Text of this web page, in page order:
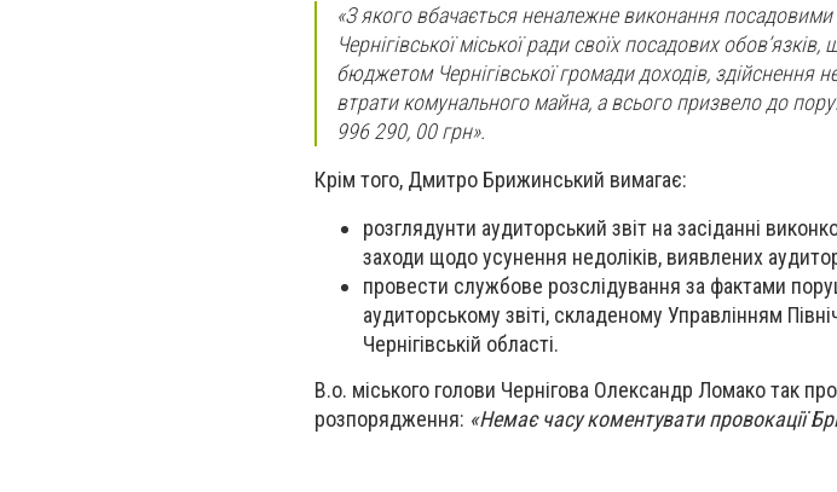
«З якого вбачається неналежне виконання
Чернігівської міської ради своїх посадових
бюджетом Чернігівської громади доходів, здійснення
втрати комунального майна, а всього призвело до
996 290, 00 грн».
Крім того, Дмитро Брижинський вимагає:
розглядунти аудиторський звіт на засіданні
заходи щодо усунення недоліків, виявлених
провести службове розслідування за фактами
аудиторському звіті, складеному Управлінням
Чернігівській області.
В.о. міського голови Чернігова Олександр Ломако так
розпорядження: «Немає часу коментувати провокації